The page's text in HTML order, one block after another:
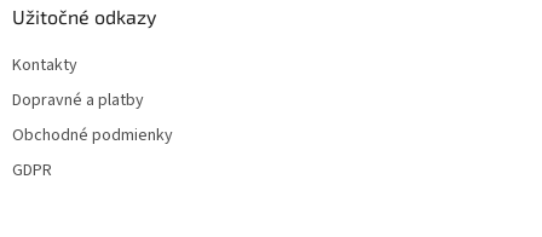
Užitočné odkazy
Kontakty
Dopravné a platby
Obchodné podmienky
GDPR